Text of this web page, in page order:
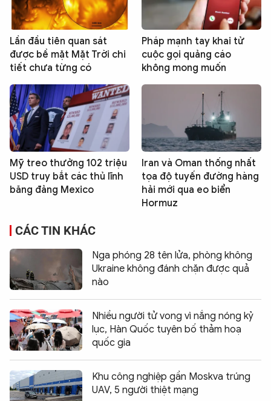
Lần đầu tiên quan sát
được bề mặt Mặt Trời chi
tiết chưa từng có
Pháp mạnh tay khai tử
cuộc gọi quảng cáo
không mong muốn
Mỹ treo thưởng 102 triệu
USD truy bắt các thủ lĩnh
băng đảng Mexico
Iran và Oman thống nhất
tọa độ tuyến đường hàng
hải mới qua eo biển
Hormuz
CÁC TIN KHÁC
Nga phóng 28 tên lửa, phòng không
Ukraine không đánh chặn được quả
nào
Nhiều người tử vong vì nắng nóng kỷ
lục, Hàn Quốc tuyên bố thảm hoạ
quốc gia
Khu công nghiệp gần Moskva trúng
UAV, 5 người thiệt mạng